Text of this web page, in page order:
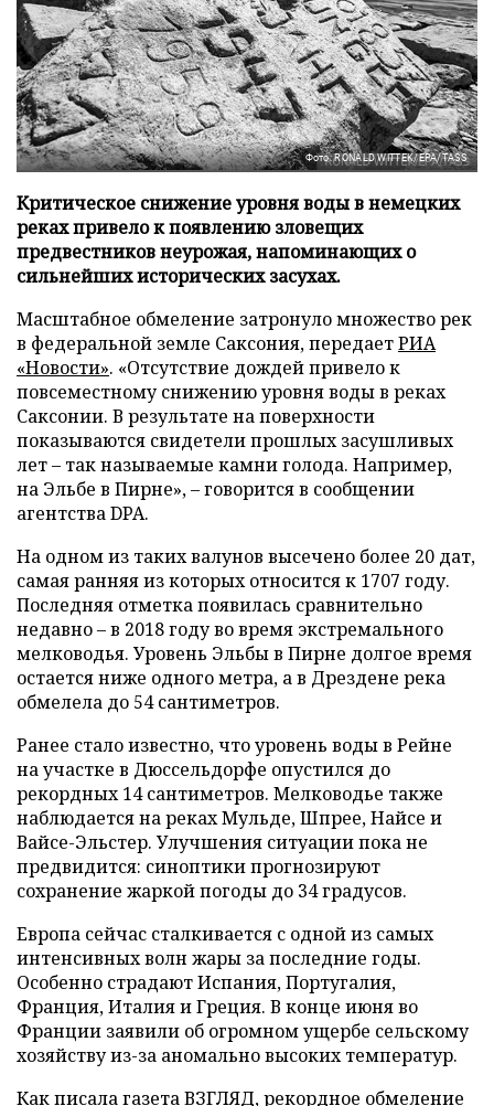
Фото: RONALD WITTEK/EPA/TASS
Критическое снижение уровня воды в немецких
реках привело к появлению зловещих
предвестников неурожая, напоминающих о
сильнейших исторических засухах.
Масштабное обмеление затронуло множество рек
в федеральной земле Саксония, передаетРИА
«Новости». «Отсутствие дождей привело к
повсеместному снижению уровня воды в реках
Саксонии. В результате на поверхности
показываются свидетели прошлых засушливых
лет – так называемые камни голода. Например,
на Эльбе в Пирне», – говорится в сообщении
агентства DPA.
На одном из таких валунов высечено более 20 дат,
самая ранняя из которых относится к 1707 году.
Последняя отметка появилась сравнительно
недавно – в 2018 году во время экстремального
мелководья. Уровень Эльбы в Пирне долгое время
остается ниже одного метра, а в Дрездене река
обмелела до 54 сантиметров.
Ранее стало известно, что уровень воды в Рейне
на участке в Дюссельдорфе опустился до
рекордных 14 сантиметров. Мелководье также
наблюдается на реках Мульде, Шпрее, Найсе и
Вайсе-Эльстер. Улучшения ситуации пока не
предвидится: синоптики прогнозируют
сохранение жаркой погоды до 34 градусов.
Европа сейчас сталкивается с одной из самых
интенсивных волн жары за последние годы.
Особенно страдают Испания, Португалия,
Франция, Италия и Греция. В конце июня во
Франции заявили об огромном ущербе сельскому
хозяйству из-за аномально высоких температур.
Как писала газета ВЗГЛЯД, рекордное обмеление